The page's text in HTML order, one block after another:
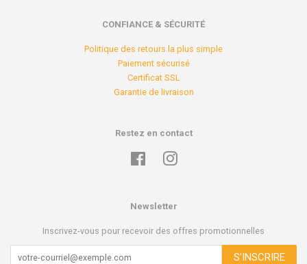
CONFIANCE & SÉCURITÉ
Politique des retours la plus simple
Paiement sécurisé
Certificat SSL
Garantie de livraison
Restez en contact
FacebookInstagram
Newsletter
Inscrivez-vous pour recevoir des offres promotionnelles
S'INSCRIRE